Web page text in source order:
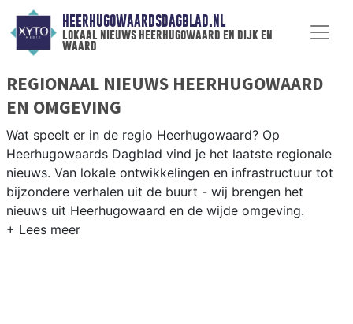
HEERHUGOWAARDSDAGBLAD.NL
lokaal nieuws heerhugowaard en dijk en
waard
REGIONAAL NIEUWS HEERHUGOWAARD
EN OMGEVING
Wat speelt er in de regio Heerhugowaard? Op
Heerhugowaards Dagblad vind je het laatste regionale
nieuws. Van lokale ontwikkelingen en infrastructuur tot
bijzondere verhalen uit de buurt - wij brengen het
nieuws uit Heerhugowaard en de wijde omgeving.